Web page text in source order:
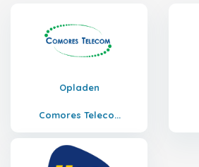
Opladen
Comores Teleco...